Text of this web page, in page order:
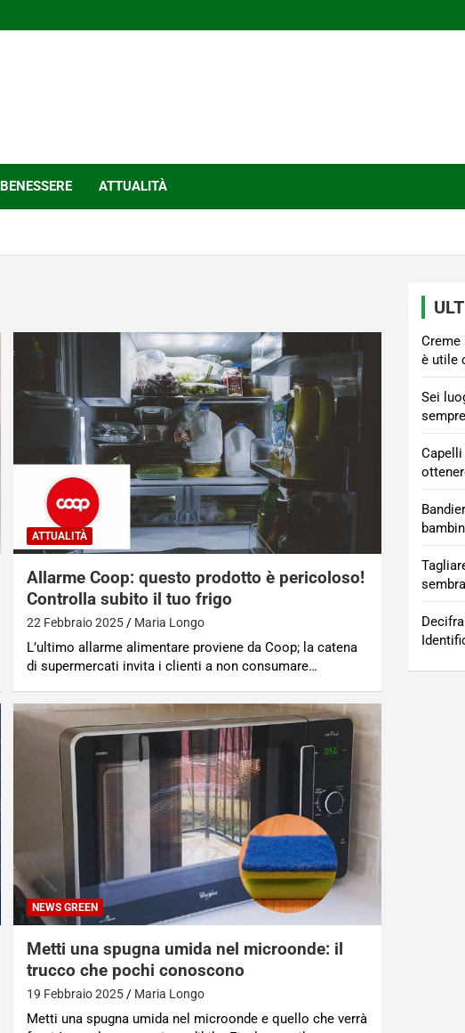
BENESSERE ATTUALITÀ
ATTUALITÀ
Allarme Coop: questo prodotto è pericoloso!
Controlla subito il tuo frigo
22 Febbraio 2025 Maria Longo
L’ultimo allarme alimentare proviene da Coop; la catena
di supermercati invita i clienti a non consumare…
NEWS GREEN
Metti una spugna umida nel microonde: il
trucco che pochi conoscono
19 Febbraio 2025 Maria Longo
Metti una spugna umida nel microonde e quello che verrà
è utile
Sei